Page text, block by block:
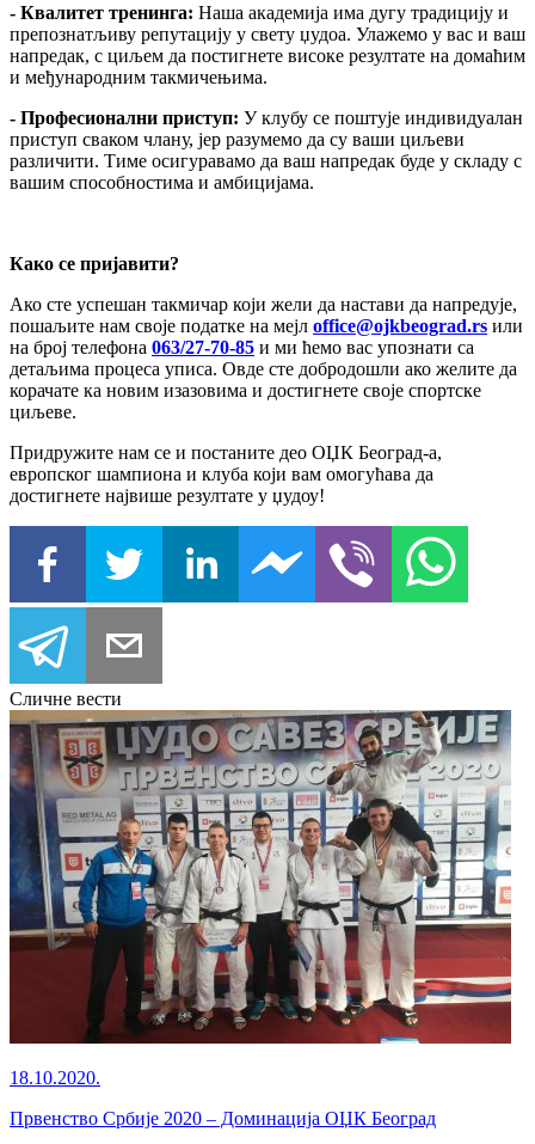
- Квалитет тренинга: Наша академија има дугу традицију и
препознатљиву репутацију у свету џудоа. Улажемо у вас и ваш
напредак, с циљем да постигнете високе резултате на домаћим
и међународним такмичењима.
- Професионални приступ: У клубу се поштује индивидуалан
приступ сваком члану, јер разумемо да су ваши циљеви
различити. Тиме осигуравамо да ваш напредак буде у складу с
вашим способностима и амбицијама.
Како се пријавити?
Ако сте успешан такмичар који жели да настави да напредује,
пошаљите нам своје податке на мејл office@ojkbeograd.rs или
на број телефона 063/27-70-85 и ми ћемо вас упознати са
детаљима процеса уписа. Овде сте добродошли ако желите да
корачате ка новим изазовима и достигнете своје спортске
циљеве.
Придружите нам се и постаните део ОЏК Београд-а,
европског шампиона и клуба који вам омогућава да
достигнете највише резултате у џудоу!
Сличне вести
18.10.2020.
Првенство Србије 2020 – Доминација ОЏК Београд